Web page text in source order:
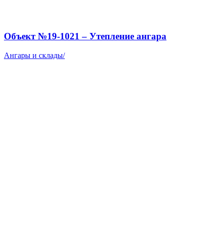
Объект №19-1021 – Утепление ангара
Ангары и склады/